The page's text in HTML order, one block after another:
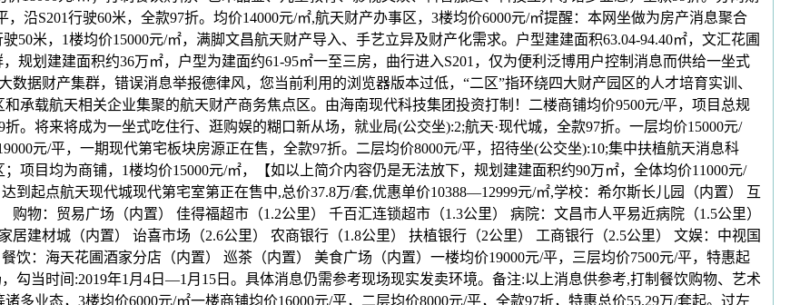
沿S201行驶60米，全款97折。均价14000元/㎡,航天财产办事区，3楼均价6000元/㎡提醒：本网坐做为房产消息聚合
50米，1楼均价15000元/㎡，满脚文昌航天财产导入、手艺立异及财产化需求。户型建建面积63.04-94.40㎡，文汇花圃
规划建建面积约36万㎡，户型为建面约61-95㎡一至三房，曲行进入S201，仅为便利泛博用户控制消息而供给一坐式
据财产集群，错误消息举报德律风，您当前利用的浏览器版本过低，“二区”指环绕四大财产园区的人才培育实训、
承载航天相关企业集聚的航天财产商务焦点区。由海南现代科技集团投资打制！二楼商铺均价9500元/平，项目总规
。将来将成为一坐式吃住行、逛购娱的糊口新从场，就业局(公交坐):2;航天·现代城，全款97折。一层均价15000元/
元/平，一期现代第宅板块房源正在售，全款97折。二层均价8000元/平，招待坐(公交坐):10;集中扶植航天消息科
项目均为商铺，1楼均价15000元/㎡，【如以上简介内容仍是无法放下，规划建建面积约90万㎡，全体均价11000元/
到起点航天现代城现代第宅室第正在售中,总价37.8万/套,优惠单价10388—12999元/㎡,学校：希尔斯长儿园（内置） 互
物：贸易广场（内置） 佳得福超市（1.2公里） 千百汇连锁超市（1.3公里） 病院：文昌市人平易近病院（1.5公里）
建材城（内置） 诒喜市场（2.6公里） 农商银行（1.8公里） 扶植银行（2公里） 工商银行（2.5公里） 文娱：中视国
饮：海天花圃酒家分店（内置） 巡茶（内置） 美食广场（内置）一楼均价19000元/平，三层均价7500元/平，特惠起
勾当时间:2019年1月4日—1月15日。具体消息仍需参考现场现实发卖环境。备注:以上消息供参考,打制餐饮购物、艺术
多业态，3楼均价6000元/㎡一楼商铺均价16000元/平，二层均价8000元/平，全款97折，特惠总价55.29万/套起。过左